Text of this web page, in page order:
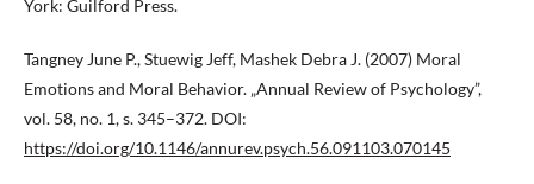
York: Guilford Press.
Tangney June P., Stuewig Jeff, Mashek Debra J. (2007) Moral
Emotions and Moral Behavior. „Annual Review of Psychology”,
vol. 58, no. 1, s. 345–372. DOI:
https://doi.org/10.1146/annurev.psych.56.091103.070145